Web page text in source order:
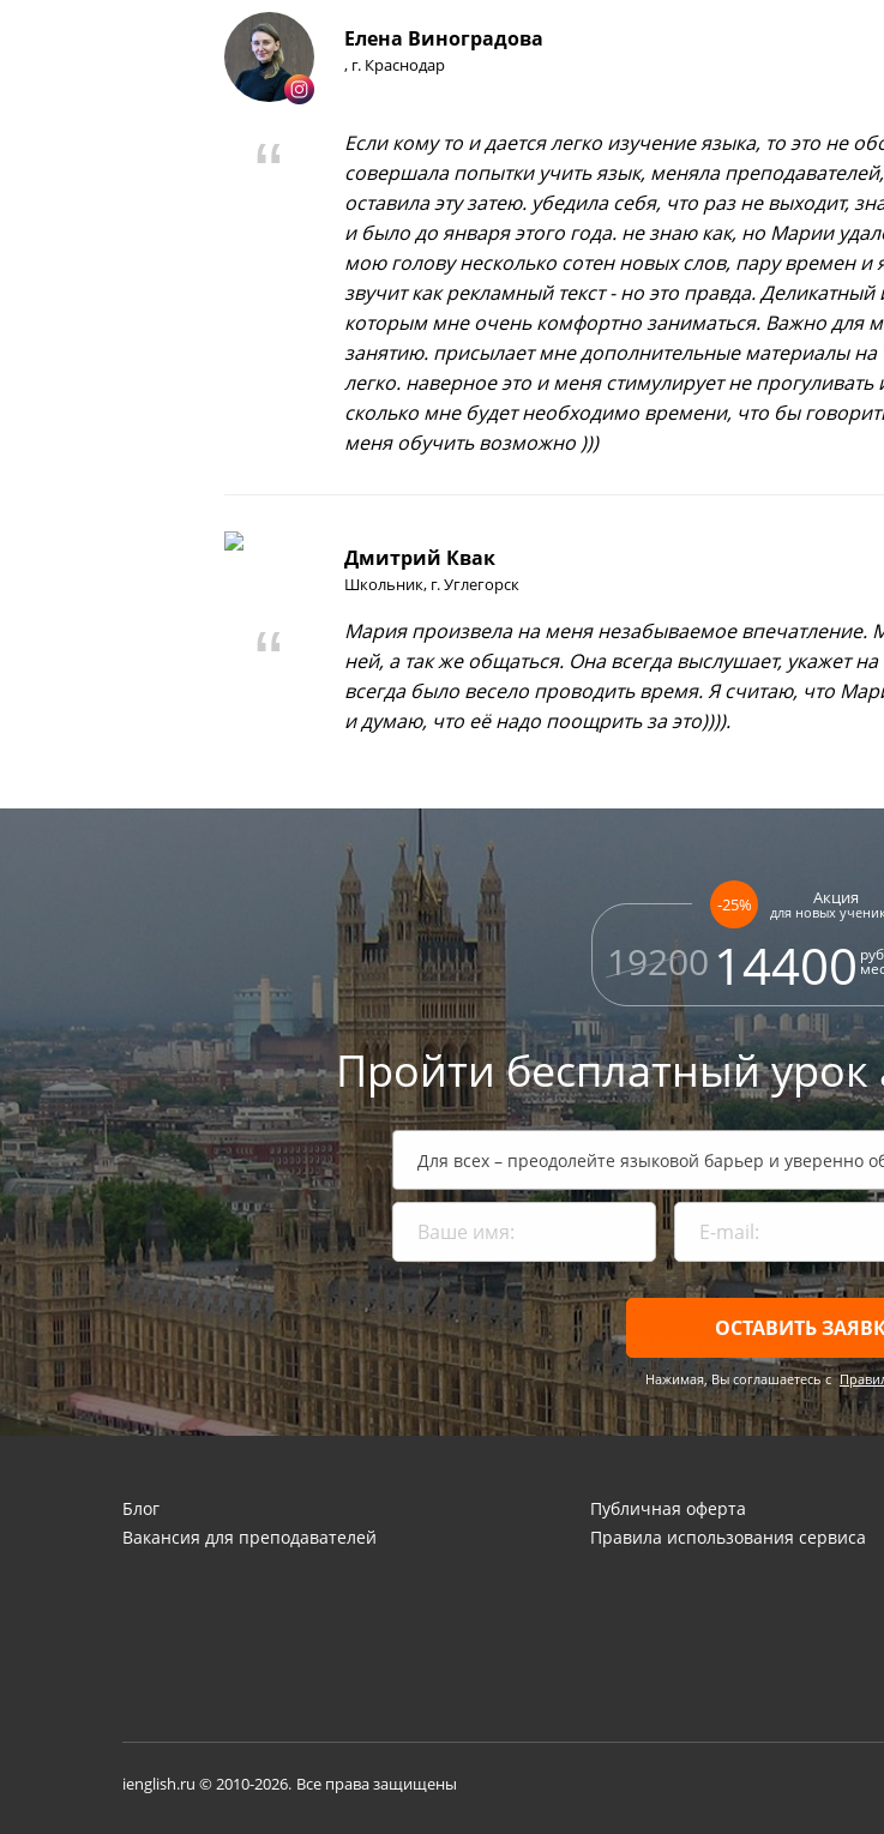
Елена Виноградова
, г. Краснодар
Если кому то и дается легко изучение языка, то это не
совершала попытки учить язык, меняла
оставила эту затею. убедила себя, что раз не выходит,
и было до января этого года. не знаю как, но Марии
мою голову несколько сотен новых слов, пару времен и
звучит как рекламный текст - но это правда.
которым мне очень комфортно заниматься. Важно для
занятию. присылает мне дополнительные материалы
легко. наверное это и меня стимулирует не
сколько мне будет необходимо времени, что бы
меня обучить возможно )))
Дмитрий Квак
Школьник, г. Углегорск
Мария произвела на меня незабываемое впечатление.
ней, а так же общаться. Она всегда выслушает, укажет
всегда было весело проводить время. Я считаю, что
и думаю, что её надо поощрить за это)))).
-25% Акция
для новых
19200 14400
Пройти бесплатный урок
Для всех – преодолейте языковой барьер и уверенно
ОСТАВИТЬ
Нажимая, Вы соглашаетесь c
Блог
Вакансия для преподавателей
Публичная оферта
Правила использования сервиса
ienglish.ru © 2010-2026. Все права защищены